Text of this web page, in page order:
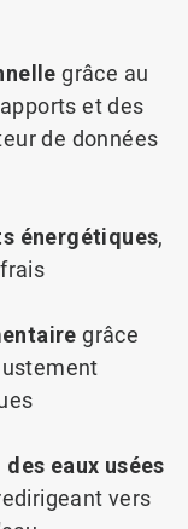
grâce au
et des
de données
énergétiques,
grâce
eaux usées
vers